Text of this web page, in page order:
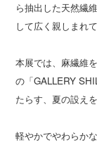
ら抽出した天然繊
して広く親しまれ
本展では、麻繊維
の「GALLERY
たらす、夏の設え
軽やかでやわらか